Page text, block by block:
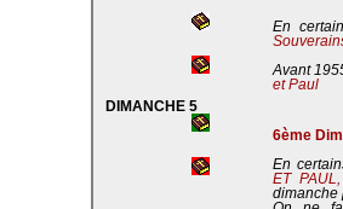
En
Avant
et Paul
DIMANCHE 5
6ème
En
ET
dimanche